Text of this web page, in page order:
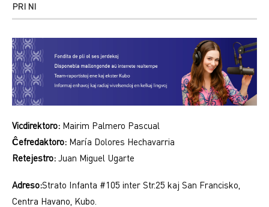
PRI NI
Vicdirektoro: Mairim Palmero Pascual
Ĉefredaktoro: María Dolores Hechavarria
Retejestro: Juan Miguel Ugarte
Adreso:Strato Infanta #105 inter Str.25 kaj San Francisko,
Centra Havano, Kubo.